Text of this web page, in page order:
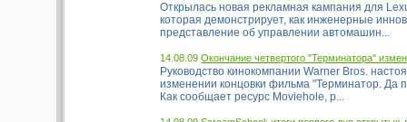
Открылась новая рекламная кампания для
которая демонстрирует, как инженерные
представление об управлении автомашин...
14.08.09Окончание четвертого "Терминатора"
Руководство кинокомпании Warner Bros.
изменении концовки фильма "Терминатор. Да
Как сообщает ресурс Moviehole, р...